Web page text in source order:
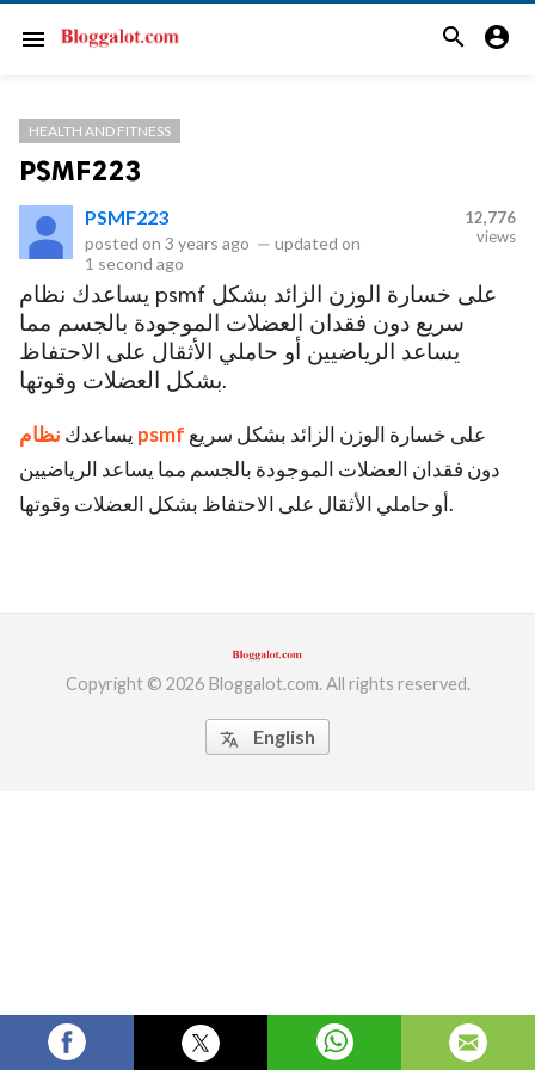
menu search account_circle
HEALTH AND FITNESS
PSMF223
PSMF223
posted on 3 years ago — updated on
1 second ago
12,776
views
يساعدك نظام psmf على خسارة الوزن الزائد بشكل
سريع دون فقدان العضلات الموجودة بالجسم مما
يساعد الرياضيين أو حاملي الأثقال على الاحتفاظ
بشكل العضلات وقوتها.
يساعدك نظام psmf
دون فقدان العضلات الموجودة بالجسم مما يساعد الرياضيين
أو حاملي الأثقال على الاحتفاظ بشكل العضلات وقوتها.
Copyright © 2026 Bloggalot.com. All rights reserved.
translate English